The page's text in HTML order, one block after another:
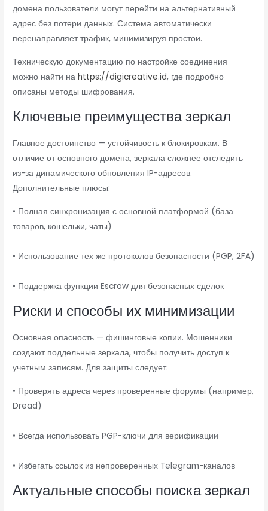
домена пользователи могут перейти на альтернативный
адрес без потери данных. Система автоматически
перенаправляет трафик, минимизируя простои.
Техническую документацию по настройке соединения
можно найти наhttps://digicreative.id, где подробно
описаны методы шифрования.
Ключевые преимущества зеркал
Главное достоинство — устойчивость к блокировкам. В
отличие от основного домена, зеркала сложнее отследить
из-за динамического обновления IP-адресов.
Дополнительные плюсы:
• Полная синхронизация с основной платформой (база
товаров, кошельки, чаты)
• Использование тех же протоколов безопасности (PGP, 2FA)
• Поддержка функции Escrow для безопасных сделок
Риски и способы их минимизации
Основная опасность — фишинговые копии. Мошенники
создают поддельные зеркала, чтобы получить доступ к
учетным записям. Для защиты следует:
• Проверять адреса через проверенные форумы (например,
Dread)
• Всегда использовать PGP-ключи для верификации
• Избегать ссылок из непроверенных Telegram-каналов
Актуальные способы поиска зеркал